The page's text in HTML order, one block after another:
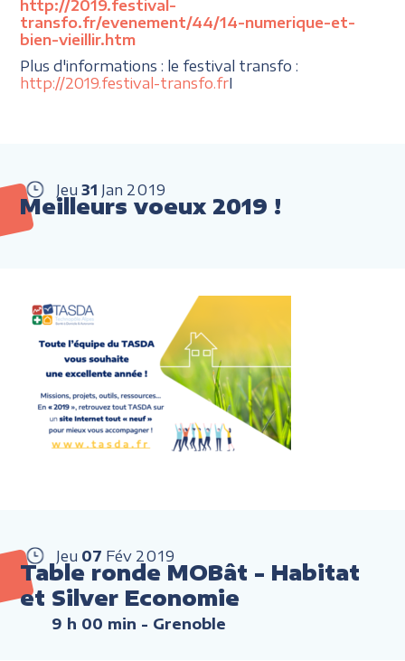
http://2019.festival-
transfo.fr/evenement/44/14-numerique-et-
bien-vieillir.htm
Plus d'informations : le festival transfo :
http://2019.festival-transfo.frI
Jeu 31 Jan 2019
Meilleurs voeux 2019 !
Jeu 07 Fév 2019
Table ronde MOBât - Habitat
et Silver Economie
9 h 00 min - Grenoble